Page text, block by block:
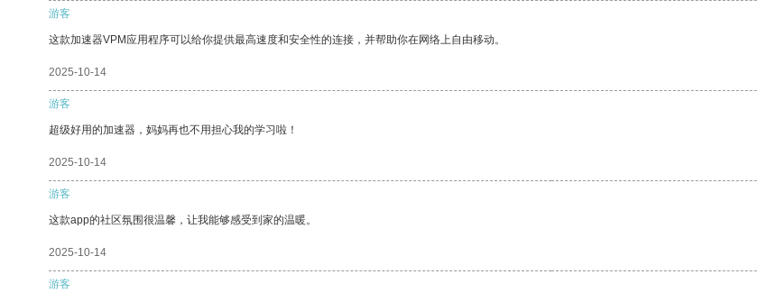
游客
这款加速器VPM应用程序可以给你提供最高速度和安全性的连接，并帮助你在网络上自由移动。
2025-10-14
游客
超级好用的加速器，妈妈再也不用担心我的学习啦！
2025-10-14
游客
这款app的社区氛围很温馨，让我能够感受到家的温暖。
2025-10-14
游客